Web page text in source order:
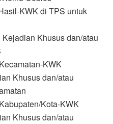
KWK di TPS untuk
Khusus dan/atau
KWK
Khusus dan/atau
Kota-KWK
Khusus dan/atau